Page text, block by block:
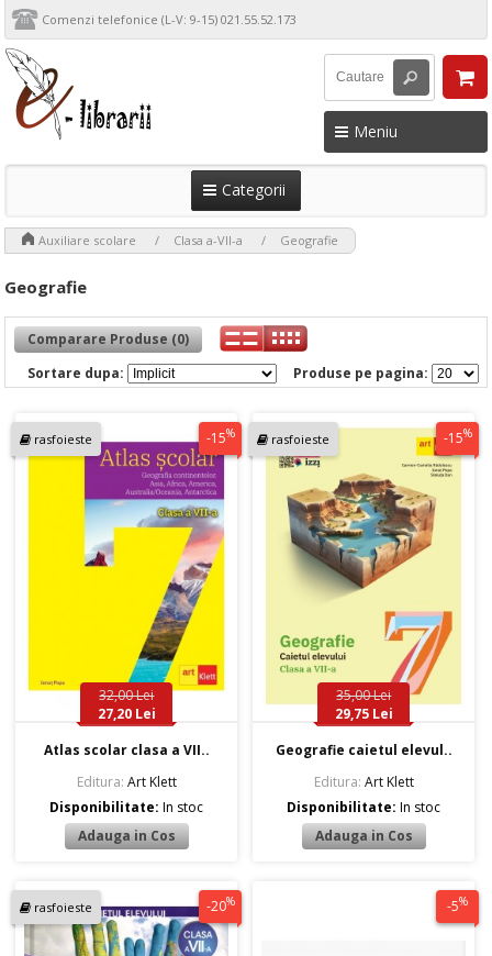
Comenzi telefonice (L-V: 9-15) 021.55.52.173
Meniu
Categorii
Auxiliare scolare Clasa a-VII-a Geografie
Geografie
Comparare Produse (0)
Produse pe pagina:
Sortare dupa:
rasfoieste -15%
32,00 Lei
27,20 Lei
Atlas scolar clasa a VII..
Editura: Art Klett
Disponibilitate:In stoc
rasfoieste -15%
35,00 Lei
29,75 Lei
Geografie caietul elevul..
Editura: Art Klett
Disponibilitate:In stoc
rasfoieste -20% -5%